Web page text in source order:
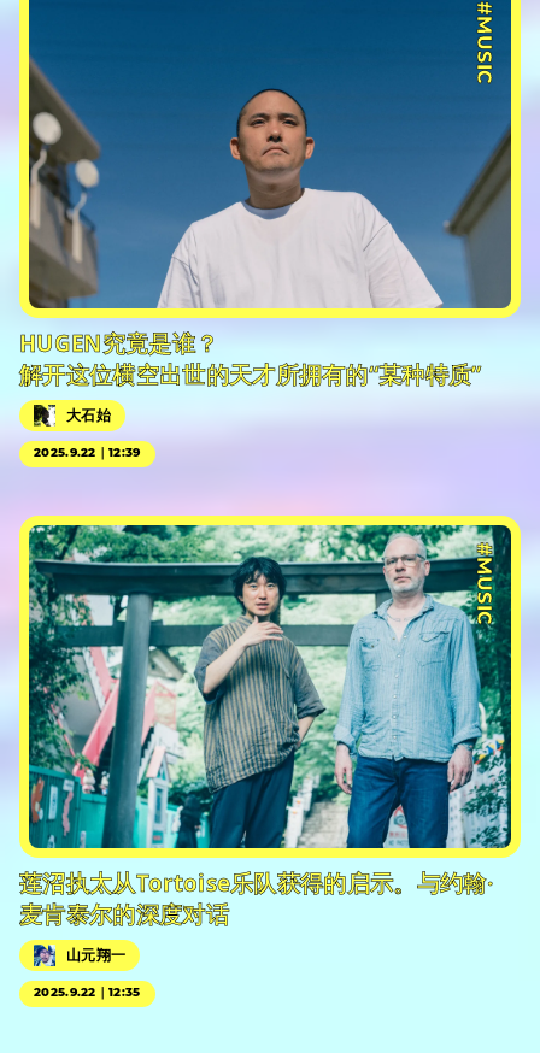
#MUSIC
HUGEN究竟是谁？
解开这位横空出世的天才所拥有的“某种特质”
大石始
2025.9.22｜12:39
#MUSIC
莲沼执太从Tortoise乐队获得的启示。与约翰·
麦肯泰尔的深度对话
山元翔一
2025.9.22｜12:35